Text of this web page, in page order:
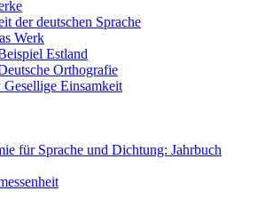
der deutschen Sprache
Werk
Estland
Orthografie
Einsamkeit
für Sprache und Dichtung: Jahrbuch